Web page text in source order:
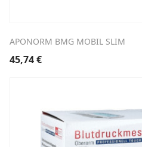
APONORM BMG MOBIL SLIM
45,74€